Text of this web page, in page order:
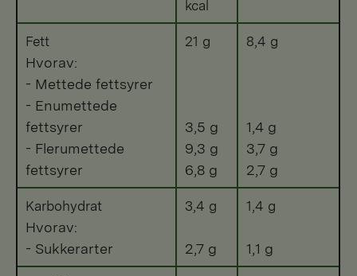
kcal
Fett
Hvorav:
- Mettede fettsyrer
- Enumettede
fettsyrer
- Flerumettede
fettsyrer
21 g
3,5 g
9,3 g
6,8 g
8,4 g
1,4 g
3,7 g
2,7 g
Karbohydrat
Hvorav:
- Sukkerarter
3,4 g
2,7 g
1,4 g
1,1 g